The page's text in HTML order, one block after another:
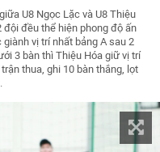
U8 Ngọc Lặc và U8 Thiệu
đều thể hiện phong độ ấn
vị trí nhất bảng A sau 2
3 bàn thì Thiệu Hóa giữ vị trí
thua, ghi 10 bàn thắng, lọt